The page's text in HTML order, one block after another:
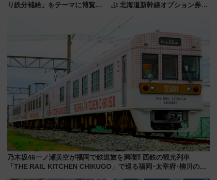
り鉄分補給」をテーマに博覧会
験ブースも アクセスや申込方法
ぷ 北海道新幹線オプション券」
の罠
乃木坂46一ノ瀬美空が福岡で鉄道旅を満喫⁈ 西鉄の観光列車
「THE RAIL KITCHEN CHIKUGO」で巡る福岡･太宰府･柳川の